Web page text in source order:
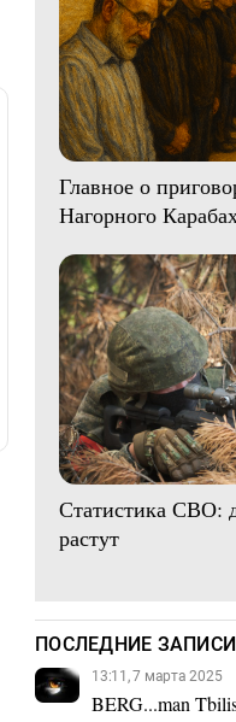
Главное о
Нагорного
Статистика СВО:
растут
ПОСЛЕДНИЕ
13:11, 7 марта 2025
BERG...man